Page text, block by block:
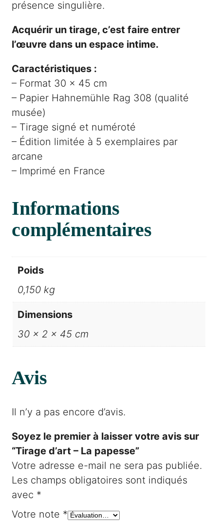
présence singulière.
Acquérir un tirage, c’est faire entrer
l’œuvre dans un espace intime.
Caractéristiques :
– Format 30 × 45 cm
– Papier Hahnemühle Rag 308 (qualité
musée)
– Tirage signé et numéroté
– Édition limitée à 5 exemplaires par
arcane
– Imprimé en France
Informations
complémentaires
Poids
0,150 kg
Dimensions
30 × 2 × 45 cm
Avis
Il n’y a pas encore d’avis.
Soyez le premier à laisser votre avis sur
“Tirage d’art – La papesse”
Votre adresse e-mail ne sera pas publiée.
Les champs obligatoires sont indiqués
avec *
Votre note *